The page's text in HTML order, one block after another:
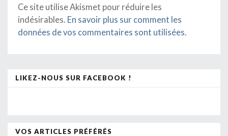
Ce site utilise Akismet pour réduire les
indésirables. En savoir plus sur comment les
données de vos commentaires sont utilisées.
LIKEZ-NOUS SUR FACEBOOK !
VOS ARTICLES PRÉFÉRÉS